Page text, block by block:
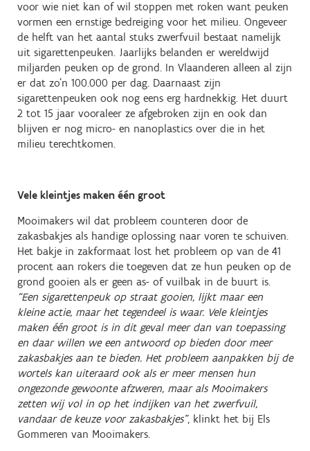
voor wie niet kan of wil stoppen met roken want peuken
vormen een ernstige bedreiging voor het milieu. Ongeveer
de helft van het aantal stuks zwerfvuil bestaat namelijk
uit sigarettenpeuken. Jaarlijks belanden er wereldwijd
miljarden peuken op de grond. In Vlaanderen alleen al zijn
er dat zo’n 100.000 per dag. Daarnaast zijn
sigarettenpeuken ook nog eens erg hardnekkig. Het duurt
2 tot 15 jaar vooraleer ze afgebroken zijn en ook dan
blijven er nog micro- en nanoplastics over die in het
milieu terechtkomen.
Vele kleintjes maken één groot
Mooimakers wil dat probleem counteren door de
zakasbakjes als handige oplossing naar voren te schuiven.
Het bakje in zakformaat lost het probleem op van de 41
procent aan rokers die toegeven dat ze hun peuken op de
grond gooien als er geen as- of vuilbak in de buurt is.
“Een sigarettenpeuk op straat gooien, lijkt maar een
kleine actie, maar het tegendeel is waar. Vele kleintjes
maken één groot is in dit geval meer dan van toepassing
en daar willen we een antwoord op bieden door meer
zakasbakjes aan te bieden. Het probleem aanpakken bij de
wortels kan uiteraard ook als er meer mensen hun
ongezonde gewoonte afzweren, maar als Mooimakers
zetten wij vol in op het indijken van het zwerfvuil,
vandaar de keuze voor zakasbakjes”, klinkt het bij Els
Gommeren van Mooimakers.